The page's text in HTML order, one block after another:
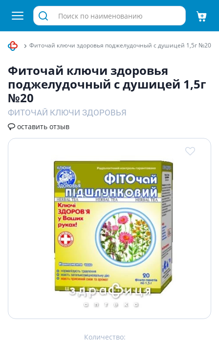
чаи Фиточай ключи здоровья поджелудочный с душицей 1,5г №20
Фиточай ключи здоровья
поджелудочный с душицей 1,5г
№20
ФИТОЧАЙ КЛЮЧИ ЗДОРОВЬЯ
оставить отзыв
Количество: